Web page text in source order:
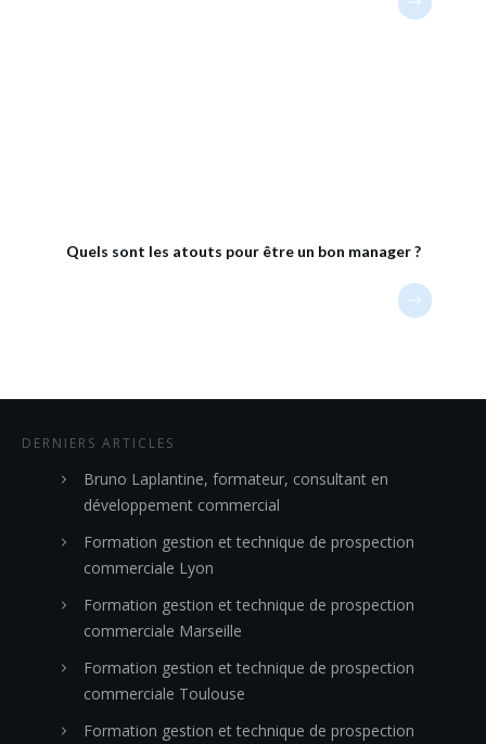
Quels sont les atouts pour être un bon manager ?
DERNIERS ARTICLES
Bruno Laplantine, formateur, consultant en
développement commercial
Formation gestion et technique de prospection
commerciale Lyon
Formation gestion et technique de prospection
commerciale Marseille
Formation gestion et technique de prospection
commerciale Toulouse
Formation gestion et technique de prospection